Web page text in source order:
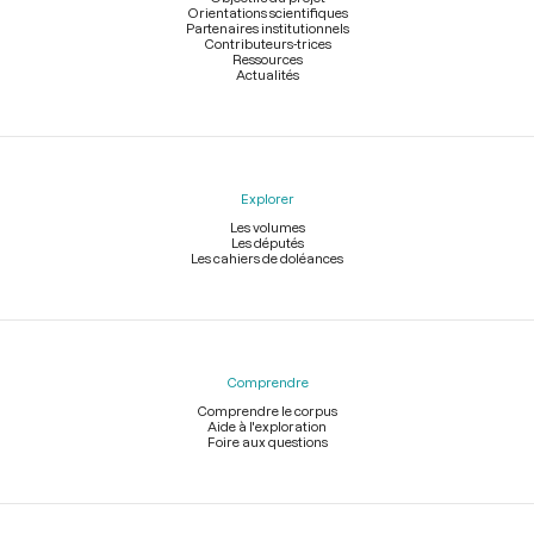
Orientations scientifiques
Partenaires institutionnels
Contributeurs-trices
Ressources
Actualités
Explorer
Les volumes
Les députés
Les cahiers de doléances
Comprendre
Comprendre le corpus
Aide à l'exploration
Foire aux questions